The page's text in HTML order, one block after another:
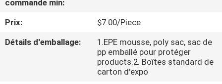
VISITE
DE
L'USINE
commande min:
Prix:
$7.00/Piece
Détails d'emballage:
1.EPE mousse, poly sac, sac de
pp emballé pour protéger
products.2. Boîtes standard de
carton d'expo